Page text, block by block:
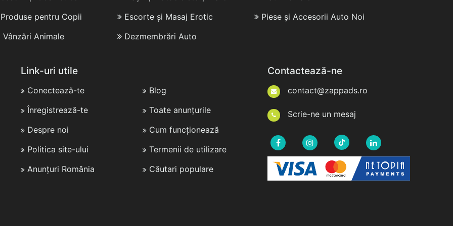
pentru Copii
Animale
Escorte și Masaj Erotic
Piese și Accesorii Auto Noi
Dezmembrări Auto
Link-uri utile
Conectează-te
Înregistrează-te
Despre noi
Politica site-ului
Anunțuri România
Blog
Toate anunțurile
Cum funcționează
Termenii de utilizare
Căutari populare
Contactează-ne
contact@zappads.ro
Scrie-ne un mesaj